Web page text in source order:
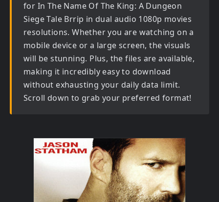
for In The Name Of The King: A Dungeon
Siege Tale Brrip in dual audio 1080p movies
resolutions. Whether you are watching on a
mobile device or a large screen, the visuals
will be stunning. Plus, the files are available,
making it incredibly easy to download
without exhausting your daily data limit.
Scroll down to grab your preferred format!